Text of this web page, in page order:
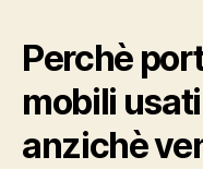
Perchè
mobili
anzichè